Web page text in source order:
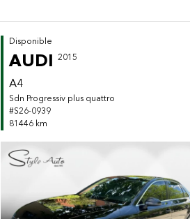
Disponible
AUDI 2015
A4
Sdn Progressiv plus quattro
#S26-0939
81446 km